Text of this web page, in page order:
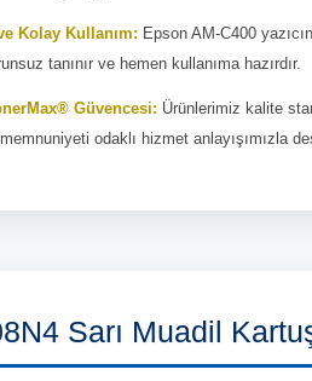
Kolay Kullanım: Epson AM-C400
tanınır ve hemen kullanıma hazırdır.
Güvencesi: Ürünlerimiz kalite
odaklı hizmet anlayışımızla
Sarı Muadil